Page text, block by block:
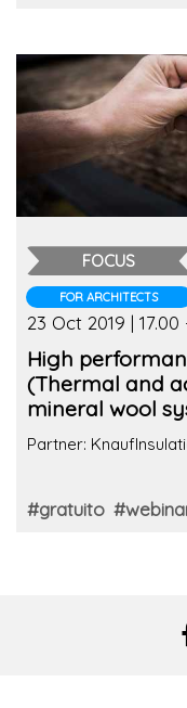
FOCUS
FOR ARCHITECTS
23 Oct 2019 | 17.00
High
(Thermal and
mineral wool
Partner:
#gratuito